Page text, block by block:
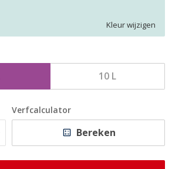
Kleur wijzigen
10 L
Verfcalculator
Bereken